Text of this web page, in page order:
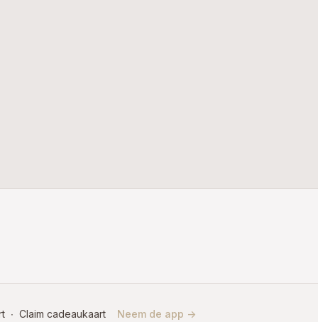
∙ Claim cadeaukaart Neem de app ->